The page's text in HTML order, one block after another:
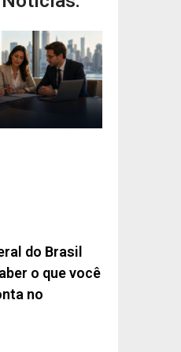
do Brasil
o que você
no